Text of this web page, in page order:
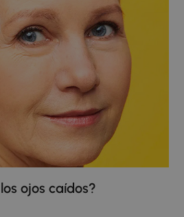
ojos caídos?